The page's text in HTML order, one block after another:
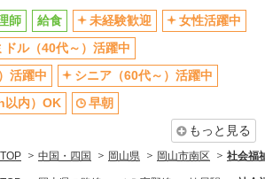
件：変更なし
岡山県岡山市南区山田544-3
詳細を見る
田中学校（1827）
時給1,080〜1,100円 ※経験、能力による ※詳
接の際にご説明いたします 【試用期間】 試
師 給食 未経験歓迎
女性活躍中
ドル（40代～）活躍中
活躍中
シニア（60代～）活躍中
以内）OK
早朝
もっと見る
中国・四国 岡山県 岡山市南区 社会福